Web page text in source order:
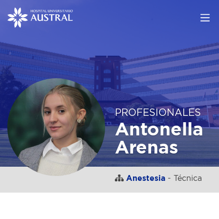
PROFESIONALES
Antonella
Arenas
Anestesia - Técnica